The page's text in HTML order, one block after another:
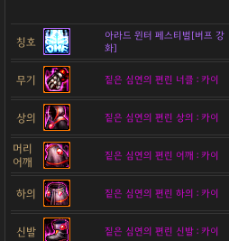
칭호
아라드 윈터 페스티벌[버프 강
화]
무기 짙은 심연의 편린 너클 : 카이
상의 짙은 심연의 편린 상의 : 카이
머리
어깨
짙은 심연의 편린 어깨 : 카이
하의 짙은 심연의 편린 하의 : 카이
신발 짙은 심연의 편린 신발 : 카이